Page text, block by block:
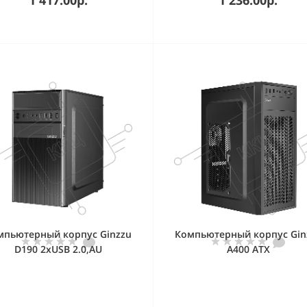
корпус Ginzzu
D190 2хUSB 2.0,AU
Компьютерный корпус
A400 ATX